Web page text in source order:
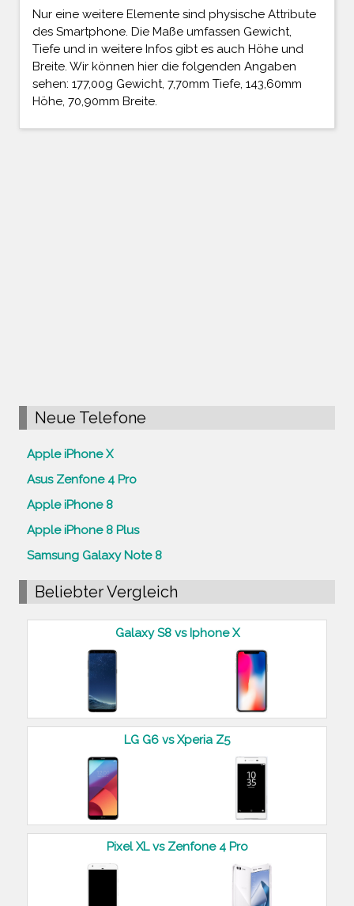
Nur eine weitere Elemente sind physische Attribute
des Smartphone. Die Maße umfassen Gewicht,
Tiefe und in weitere Infos gibt es auch Höhe und
Breite. Wir können hier die folgenden Angaben
sehen: 177,00g Gewicht, 7,70mm Tiefe, 143,60mm
Höhe, 70,90mm Breite.
Neue Telefone
Apple iPhone X
Asus Zenfone 4 Pro
Apple iPhone 8
Apple iPhone 8 Plus
Samsung Galaxy Note 8
Beliebter Vergleich
Galaxy S8 vs Iphone X
LG G6 vs Xperia Z5
Pixel XL vs Zenfone 4 Pro